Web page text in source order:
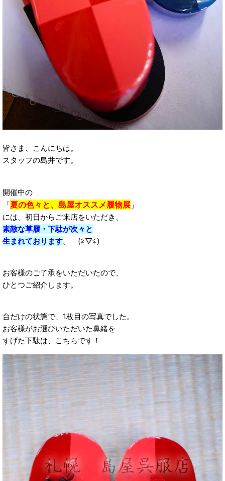
皆さま、こんにちは。
スタッフの島井です。
開催中の
「夏の色々と、島屋オススメ履物展 」
には、初日からご来店をいただき、
素敵な草履・下駄が次々と
生まれております。 (≧▽≦)
お客様のご了承をいただいたので、
ひとつご紹介します。
台だけの状態で、1枚目の写真でした。
お客様がお選びいただいた鼻緒を
すげた下駄は、こちらです！